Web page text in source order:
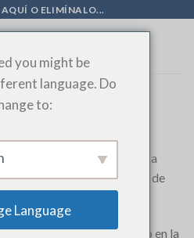
O ELIMÍNALO...
LA EMPRESA
- Su puerta de acceso a
de intercambiadores de
CO., LTD., su socio en la
you might be
language. Do
to:
Language